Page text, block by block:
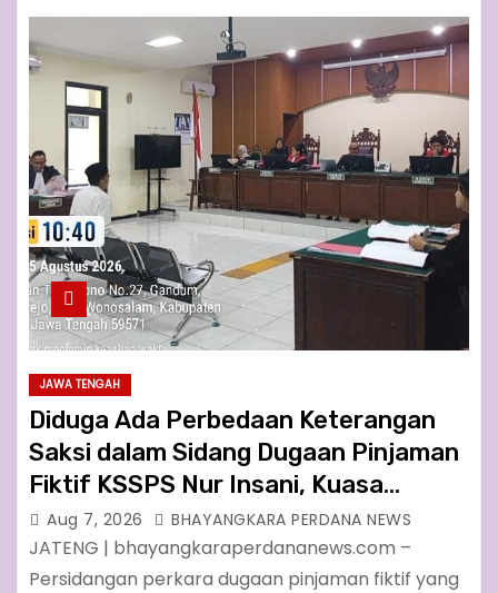
JAWA TENGAH
Diduga Ada Perbedaan Keterangan
Saksi dalam Sidang Dugaan Pinjaman
Fiktif KSSPS Nur Insani, Kuasa
Hukum Terdakwa Soroti Fakta
Persidangan di PN Demak
Aug 7, 2026 BHAYANGKARA PERDANA NEWS
JATENG | bhayangkaraperdananews.com –
Persidangan perkara dugaan pinjaman fiktif yang